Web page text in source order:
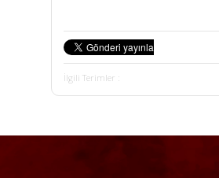
İlgili Terimler :